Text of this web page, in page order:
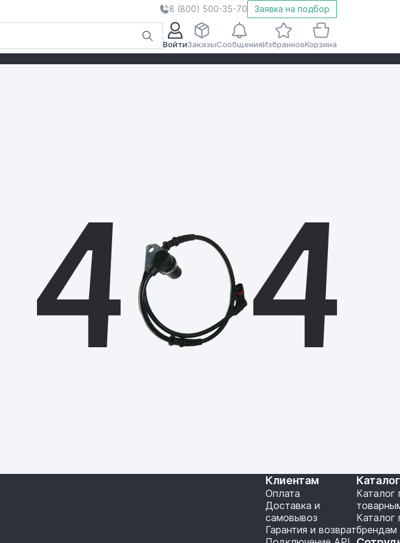
8 (800) 500-35-70 Заявка на подбор
ВойтиЗаказыСообщенияИзбранноеКорзина
Клиентам
Оплата
Доставка и
самовывоз
Гарантия и возврат
Каталог
Каталог
брендам